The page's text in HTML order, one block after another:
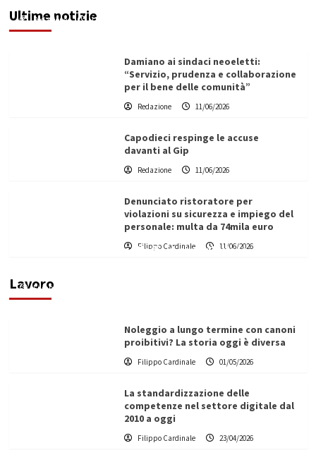
Ultime notizie
Redazione 11/06/2026
Damiano ai sindaci neoeletti:
“Servizio, prudenza e collaborazione
per il bene delle comunità”
Redazione 11/06/2026
Capodieci respinge le accuse
davanti al Gip
Redazione 11/06/2026
Denunciato ristoratore per
violazioni su sicurezza e impiego del
personale: multa da 74mila euro
Filippo Cardinale 11/06/2026
Lavoro
Vino in Italia: il giro d’affari contribuisce
Filippo Cardinale
Noleggio a lungo termine con canoni
proibitivi? La storia oggi è diversa
Filippo Cardinale 01/05/2026
La standardizzazione delle
competenze nel settore digitale dal
2010 a oggi
Filippo Cardinale 23/04/2026